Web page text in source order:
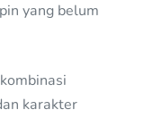
yang belum
karakter